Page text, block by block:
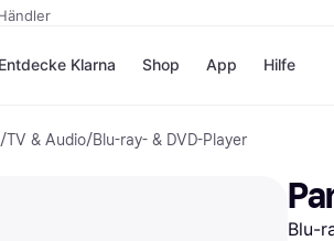
Entdecke Klarna
Zahlungsmethoden
Shop
H&M
Temu
App Hilfe
/TV & Audio/Blu-ray- & DVD-Player
Blu-